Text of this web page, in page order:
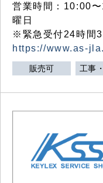
営業時間：10:00
曜日
※緊急受付24時間
https://www.as-
販売可 工事